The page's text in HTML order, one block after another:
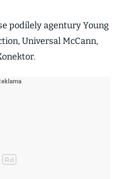
podílely agentury Young
Universal McCann,